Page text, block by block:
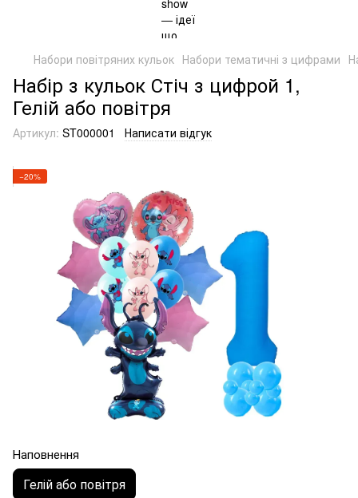
Набори повітряних кульок Набори тематичні з цифрами
Набір з кульок Стіч з цифрой 1,
Гелій або повітря
Артикул: ST000001 Написати відгук
−20%
Наповнення
Гелій або повітря